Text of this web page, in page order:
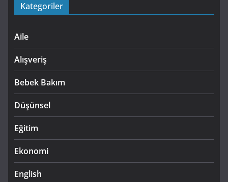
Kategoriler
Aile
Alışveriş
Bebek Bakım
Düşünsel
Eğitim
Ekonomi
English